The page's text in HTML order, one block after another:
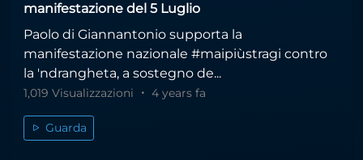
manifestazione del 5 Luglio
Paolo di Giannantonio supporta la
manifestazione nazionale #maipiùstragi contro
la 'ndrangheta, a sostegno de...
1,019 Visualizzazioni 4 years fa
Guarda